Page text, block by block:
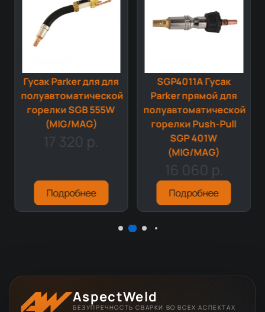
Гусак Parker для для
полуавтоматической
горелки SGB 555W
(MIG/MAG)
17 320 р.
Подробнее
SGP4011A Гусак
Parker прямой для
полуавтоматической
горелки Push-Pull
SGP 401W
(MIG/MAG)
16 060 р.
Подробнее
AspectWeld
БЕЗУПРЕЧНОСТЬ СВАРКИ ВО ВСЕХ АСПЕКТАХ